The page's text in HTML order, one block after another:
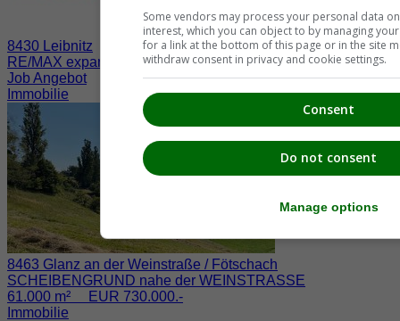
8430 Leibnitz
RE/MAX expandiert in der Südsteiermark
Job Angebot
Immobilie
8463 Glanz an der Weinstraße / Fötschach
SCHEIBENGRUND nahe der WEINSTRASSE
61.000 m² EUR 730.000.-
Immobilie
Some vendors may process your personal data
interest, which you can object to by managing
for a link at the bottom of this page or in the site
withdraw consent in privacy and cookie settings.
Consent
Do not consent
Manage options